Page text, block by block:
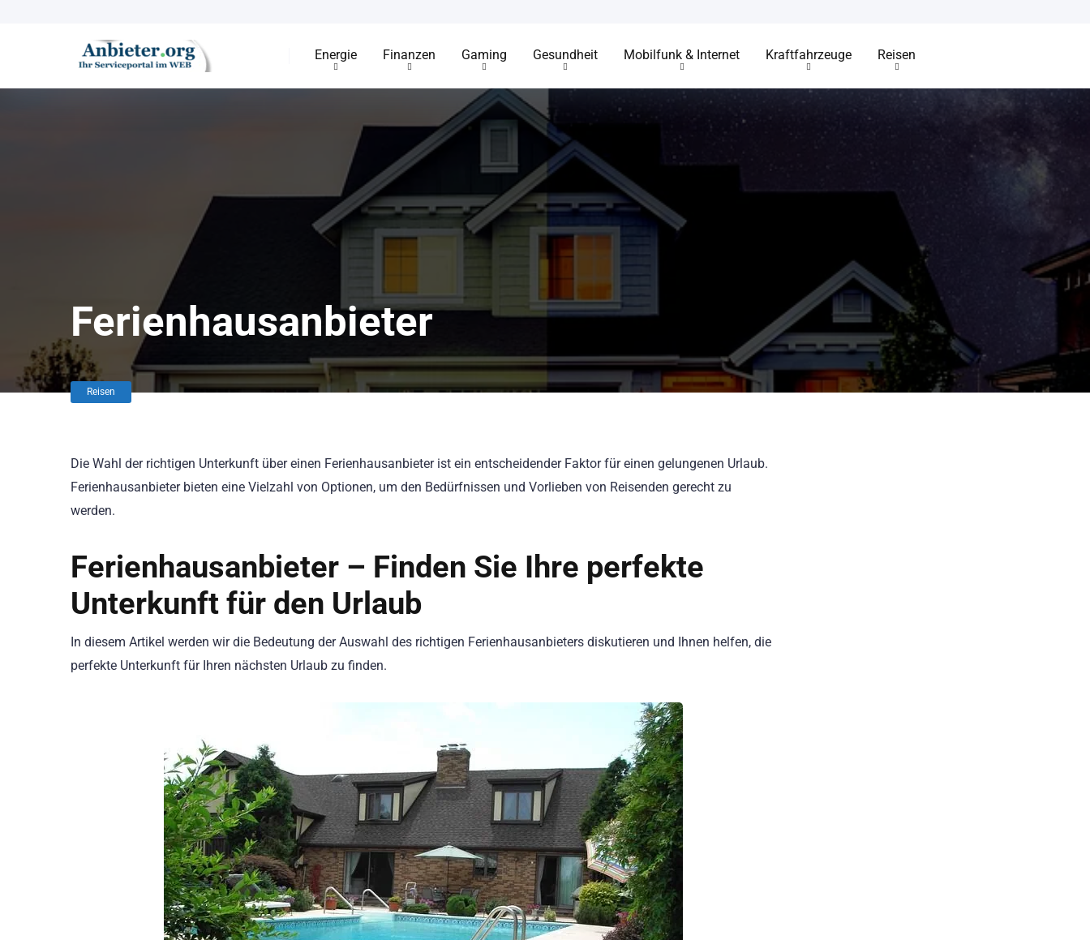
Energie Finanzen Gaming Gesundheit Mobilfunk & Internet Kraftfahrzeuge Reisen
Ferienhausanbieter
Reisen
Die Wahl der richtigen Unterkunft über einen Ferienhausanbieter ist ein entscheidender Faktor für einen gelungenen Urlaub.
Ferienhausanbieter bieten eine Vielzahl von Optionen, um den Bedürfnissen und Vorlieben von Reisenden gerecht zu
werden.
Ferienhausanbieter – Finden Sie Ihre perfekte
Unterkunft für den Urlaub
In diesem Artikel werden wir die Bedeutung der Auswahl des richtigen Ferienhausanbieters diskutieren und Ihnen helfen, die
perfekte Unterkunft für Ihren nächsten Urlaub zu finden.